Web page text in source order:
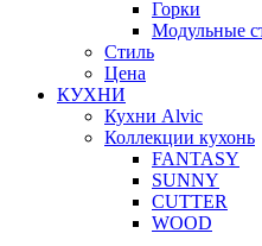
Горки
Модульные
Стиль
Цена
КУХНИ
Кухни Alvic
Коллекции кухонь
FANTASY
SUNNY
CUTTER
WOOD